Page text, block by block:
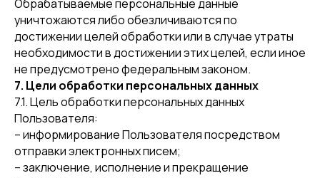
Обрабатываемые персональные данные
уничтожаются либо обезличиваются по
достижении целей обработки или в случае утраты
необходимости в достижении этих целей, если иное
не предусмотрено федеральным законом.
7. Цели обработки персональных данных
7.1. Цель обработки персональных данных
Пользователя:
– информирование Пользователя посредством
отправки электронных писем;
– заключение, исполнение и прекращение